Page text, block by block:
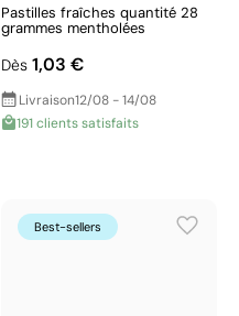
Pastilles fraîches quantité 28
grammes mentholées
Dès 1,03 €
Livraison12/08 - 14/08
191 clients satisfaits
Best-sellers